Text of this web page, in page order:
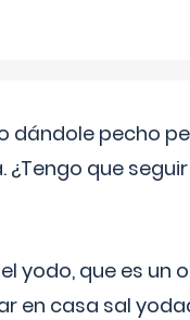
dándole pecho
que
yodo, que es
en casa sal